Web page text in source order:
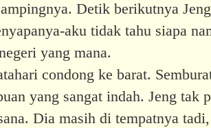
Detik berikutnya
aku tidak tahu siapa
yang mana.
condong ke barat.
yang sangat indah. Jeng tak
Dia masih di tempatnya